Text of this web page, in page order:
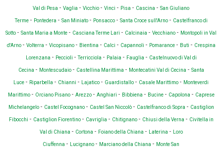
Val di Pesa - Vaglia - Vicchio - Vinci - Pisa - Cascina - San Giuliano
Terme - Pontedera - San Miniato - Ponsacco - Santa Croce sull'Arno - Castelfranco di
Sotto - Santa Maria a Monte - Casciana Terme Lari - Calcinaia - Vecchiano - Montopoli in Val
d'Arno - Volterra - Vicopisano - Bientina - Calci - Capannoli - Pomarance - Buti - Crespina
Lorenzana - Peccioli -Terricciola - Palaia - Fauglia - Castelnuovo di Val di
Cecina - Montescudaio - Castellina Marittima - Montecatini Val di Cecina - Santa
Luce - Riparbella - Chianni - Lajatico - Guardistallo - Casale Marittimo - Monteverdi
Marittimo - Orciano Pisano - Arezzo - Anghiari - Bibbiena - Bucine - Capolona - Caprese
Michelangelo - Castel Focognano - Castel San Niccolò - Castelfranco di Sopra - Castiglion
Fibocchi - Castiglion Fiorentino - Cavriglia - Chitignano - Chiusi della Verna - Civitella in
Val di Chiana - Cortona - Foiano della Chiana - Laterina - Loro
Ciuffenna - Lucignano - Marciano della Chiana - Monte San